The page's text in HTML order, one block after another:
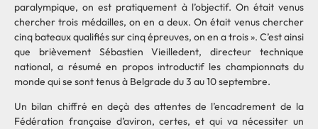
paralympique, on est pratiquement à l’objectif. On était venus
chercher trois médailles, on en a deux. On était venus chercher
cinq bateaux qualifiés sur cinq épreuves, on en a trois ». C’est ainsi
que brièvement Sébastien Vieilledent, directeur technique
national, a résumé en propos introductif les championnats du
monde qui se sont tenus à Belgrade du 3 au 10 septembre.
Un bilan chiffré en deçà des attentes de l’encadrement de la
Fédération française d’aviron, certes, et qui va nécessiter un